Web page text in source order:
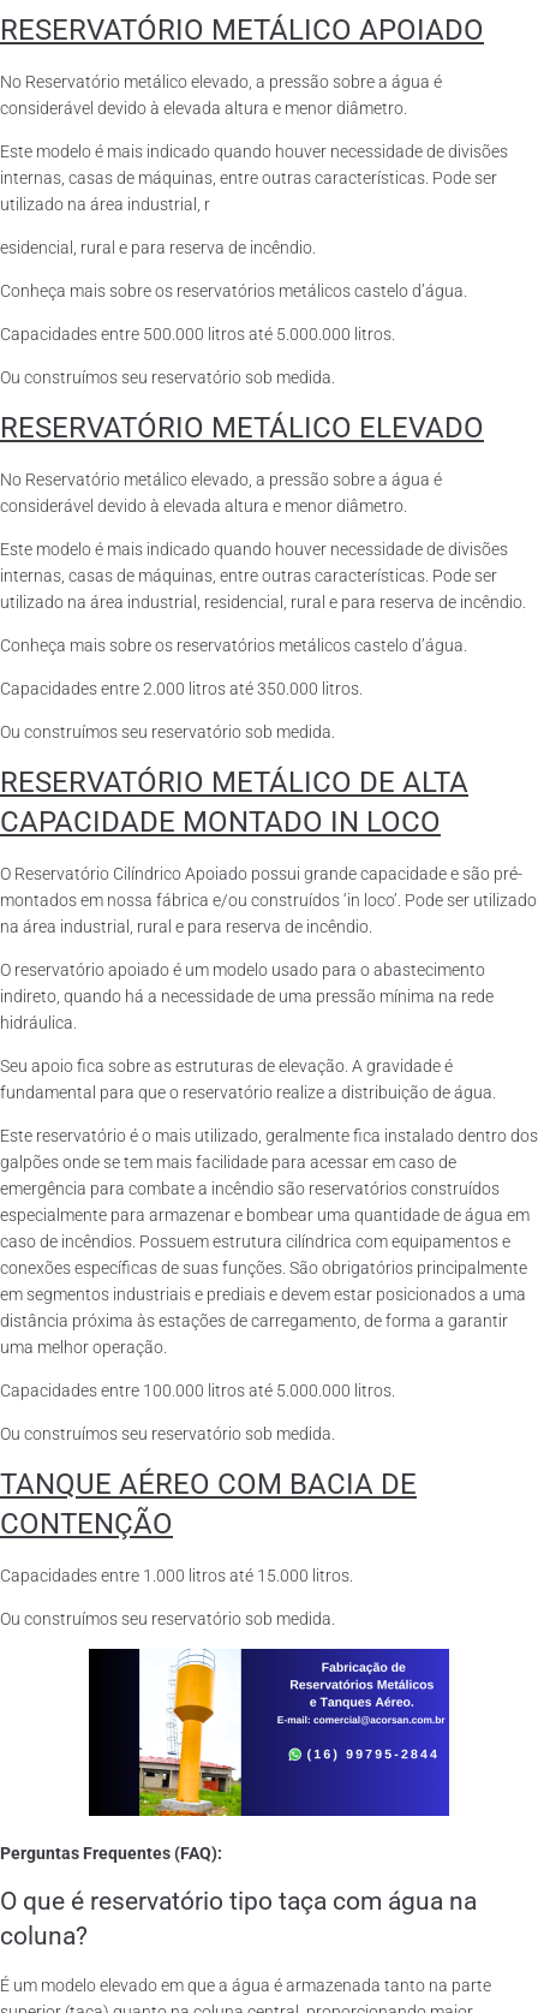
RESERVATÓRIO METÁLICO APOIADO
No Reservatório metálico elevado, a pressão sobre a água é
considerável devido à elevada altura e menor diâmetro.
Este modelo é mais indicado quando houver necessidade de divisões
internas, casas de máquinas, entre outras características. Pode ser
utilizado na área industrial, r
esidencial, rural e para reserva de incêndio.
Conheça mais sobre os reservatórios metálicos castelo d’água.
Capacidades entre 500.000 litros até 5.000.000 litros.
Ou construímos seu reservatório sob medida.
RESERVATÓRIO METÁLICO ELEVADO
No Reservatório metálico elevado, a pressão sobre a água é
considerável devido à elevada altura e menor diâmetro.
Este modelo é mais indicado quando houver necessidade de divisões
internas, casas de máquinas, entre outras características. Pode ser
utilizado na área industrial, residencial, rural e para reserva de incêndio.
Conheça mais sobre os reservatórios metálicos castelo d’água.
Capacidades entre 2.000 litros até 350.000 litros.
Ou construímos seu reservatório sob medida.
RESERVATÓRIO METÁLICO DE ALTA
CAPACIDADE MONTADO IN LOCO
O Reservatório Cilíndrico Apoiado possui grande capacidade e são pré-
montados em nossa fábrica e/ou construídos ‘in loco’. Pode ser utilizado
na área industrial, rural e para reserva de incêndio.
O reservatório apoiado é um modelo usado para o abastecimento
indireto, quando há a necessidade de uma pressão mínima na rede
hidráulica.
Seu apoio fica sobre as estruturas de elevação. A gravidade é
fundamental para que o reservatório realize a distribuição de água.
Este reservatório é o mais utilizado, geralmente fica instalado dentro dos
galpões onde se tem mais facilidade para acessar em caso de
emergência para combate a incêndio são reservatórios construídos
especialmente para armazenar e bombear uma quantidade de água em
caso de incêndios. Possuem estrutura cilíndrica com equipamentos e
conexões específicas de suas funções. São obrigatórios principalmente
em segmentos industriais e prediais e devem estar posicionados a uma
distância próxima às estações de carregamento, de forma a garantir
uma melhor operação.
Capacidades entre 100.000 litros até 5.000.000 litros.
Ou construímos seu reservatório sob medida.
TANQUE AÉREO COM BACIA DE
CONTENÇÃO
Capacidades entre 1.000 litros até 15.000 litros.
Ou construímos seu reservatório sob medida.
Perguntas Frequentes (FAQ):
O que é reservatório tipo taça com água na
coluna?
É um modelo elevado em que a água é armazenada tanto na parte